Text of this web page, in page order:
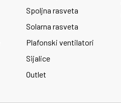
Spoljna rasveta
Solarna rasveta
Plafonski ventilatori
Sijalice
Outlet